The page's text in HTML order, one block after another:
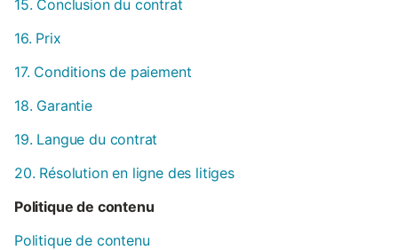
15. Conclusion du contrat
16. Prix
17. Conditions de paiement
18. Garantie
19. Langue du contrat
20. Résolution en ligne des litiges
Politique de contenu
Politique de contenu